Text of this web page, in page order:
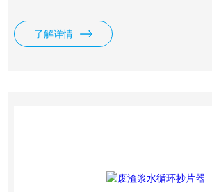
干燥后再进行纸样物理强度的检验，鉴别纸
浆工艺规范，它的技术指标符合我国造纸物
了解详情